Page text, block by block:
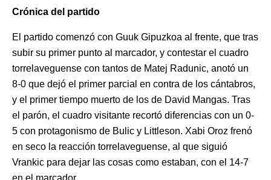
Crónica del partido
El partido comenzó con Guuk Gipuzkoa al frente, que tras
subir su primer punto al marcador, y contestar el cuadro
torrelaveguense con tantos de Matej Radunic, anotó un
8-0 que dejó el primer parcial en contra de los cántabros,
y el primer tiempo muerto de los de David Mangas. Tras
el parón, el cuadro visitante recortó diferencias con un 0-
5 con protagonismo de Bulic y Littleson. Xabi Oroz frenó
en seco la reacción torrelaveguense, al que siguió
Vrankic para dejar las cosas como estaban, con el 14-7
en el marcador.